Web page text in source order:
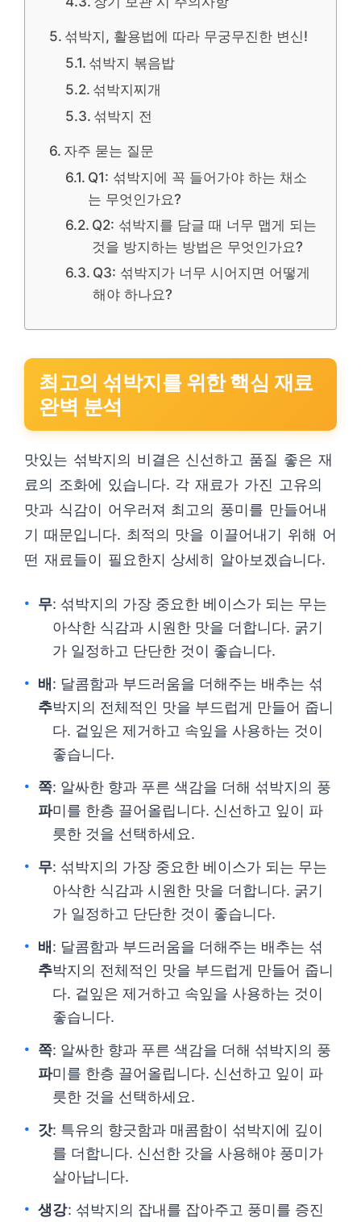
섞박지, 활용법에 따라 무궁무진한 변신!
섞박지 볶음밥
섞박지찌개
섞박지 전
자주 묻는 질문
Q1: 섞박지에 꼭 들어가야 하는 채소
는 무엇인가요?
Q2: 섞박지를 담글 때 너무 맵게 되는
것을 방지하는 방법은 무엇인가요?
Q3: 섞박지가 너무 시어지면 어떻게
해야 하나요?
최고의 섞박지를 위한 핵심 재료
완벽 분석
맛있는 섞박지의 비결은 신선하고 품질 좋은 재
료의 조화에 있습니다. 각 재료가 가진 고유의
맛과 식감이 어우러져 최고의 풍미를 만들어내
기 때문입니다. 최적의 맛을 이끌어내기 위해 어
떤 재료들이 필요한지 상세히 알아보겠습니다.
무: 섞박지의 가장 중요한 베이스가 되는 무는
아삭한 식감과 시원한 맛을 더합니다. 굵기
가 일정하고 단단한 것이 좋습니다.
배
추
: 달콤함과 부드러움을 더해주는 배추는 섞
박지의 전체적인 맛을 부드럽게 만들어 줍니
다. 겉잎은 제거하고 속잎을 사용하는 것이
좋습니다.
쪽
파
: 알싸한 향과 푸른 색감을 더해 섞박지의 풍
미를 한층 끌어올립니다. 신선하고 잎이 파
릇한 것을 선택하세요.
무: 섞박지의 가장 중요한 베이스가 되는 무는
아삭한 식감과 시원한 맛을 더합니다. 굵기
가 일정하고 단단한 것이 좋습니다.
배
추
: 달콤함과 부드러움을 더해주는 배추는 섞
박지의 전체적인 맛을 부드럽게 만들어 줍니
다. 겉잎은 제거하고 속잎을 사용하는 것이
좋습니다.
쪽
파
: 알싸한 향과 푸른 색감을 더해 섞박지의 풍
미를 한층 끌어올립니다. 신선하고 잎이 파
릇한 것을 선택하세요.
갓: 특유의 향긋함과 매콤함이 섞박지에 깊이
를 더합니다. 신선한 갓을 사용해야 풍미가
살아납니다.
생강: 섞박지의 잡내를 잡아주고 풍미를 증진